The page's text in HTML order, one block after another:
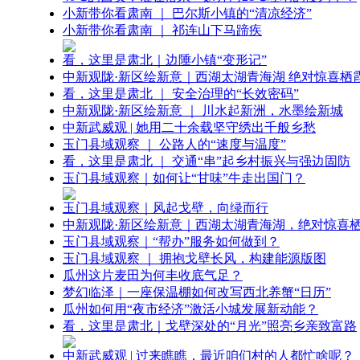
小新带你看肃南 ｜ 巴尔斯小镇的“清凉经济”
小新带你看肃南 ｜ 祁连山下马蹄疾
看，这里是肃北｜边陲小镇“变形记”
中新观陇·新区绘新意｜西湖太湖青海湖 绝对惊喜栖
看，这里是肃北 ｜ 安全治理的“长效密码”
中新观陇·新区绘新意 ｜ 川水起新洲，水墨绘新城
中新武威观 | 她用二十余载坚守绣出千般乡愁
玉门县域观察 ｜ 公路人的“速度与温度”
看，这里是肃北 ｜ 交通“串”起乡村振兴与强边固防
玉门县域观察｜如何让“甘味”牛走出国门？
玉门县域观察｜风起戈壁，向绿而行
中新观陇·新区绘新意｜西湖太湖青海湖，绝对惊喜
玉门县域观察｜“帮办”服务如何做到？
玉门县域观察 ｜ 拥抱戈壁长风，构建能源版图
瓜州这片麦田为何丰收底气足？
梦幻临泽｜一座保温棚如何改写西北养蟹“日历”
瓜州如何用“夜市经济”激活小城发展新动能？
看，这里是肃北｜戈壁深处的“月光”照亮乡亲致富路
中新武威观 | 过来瞧瞧，最近咱们村的人都忙啥呢？